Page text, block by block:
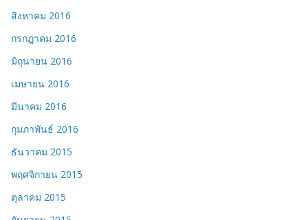
สิงหาคม 2016
กรกฎาคม 2016
มิถุนายน 2016
เมษายน 2016
มีนาคม 2016
กุมภาพันธ์ 2016
ธันวาคม 2015
พฤศจิกายน 2015
ตุลาคม 2015